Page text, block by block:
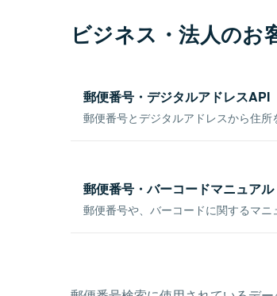
ビジネス・法人のお
郵便番号・デジタルアドレスAPI
郵便番号とデジタルアドレスから住所
郵便番号・バーコードマニュアル
郵便番号や、バーコードに関するマニ